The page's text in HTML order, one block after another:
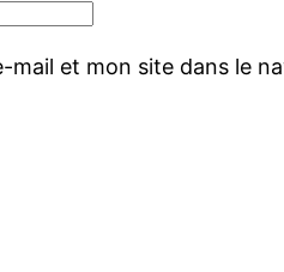
mail et mon site dans le